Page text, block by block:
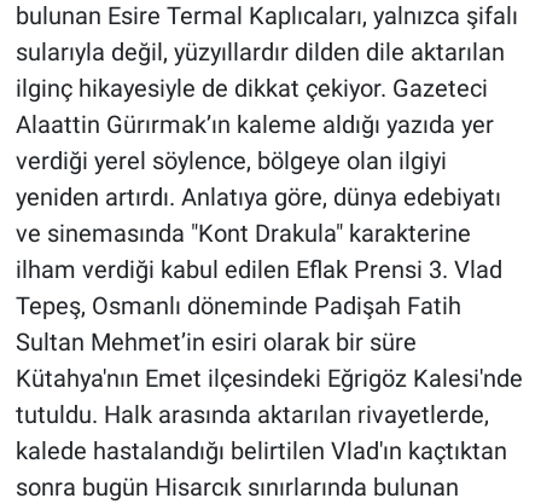
bulunan Esire Termal Kaplıcaları, yalnızca şifalı
sularıyla değil, yüzyıllardır dilden dile aktarılan
ilginç hikayesiyle de dikkat çekiyor. Gazeteci
Alaattin Gürırmak’ın kaleme aldığı yazıda yer
verdiği yerel söylence, bölgeye olan ilgiyi
yeniden artırdı. Anlatıya göre, dünya edebiyatı
ve sinemasında "Kont Drakula" karakterine
ilham verdiği kabul edilen Eflak Prensi 3. Vlad
Tepeş, Osmanlı döneminde Padişah Fatih
Sultan Mehmet’in esiri olarak bir süre
Kütahya'nın Emet ilçesindeki Eğrigöz Kalesi'nde
tutuldu. Halk arasında aktarılan rivayetlerde,
kalede hastalandığı belirtilen Vlad'ın kaçtıktan
sonra bugün Hisarcık sınırlarında bulunan